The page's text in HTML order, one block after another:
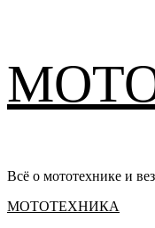
содержимому
Всё о мототехнике и
Основное
МОТОТЕХНИКА